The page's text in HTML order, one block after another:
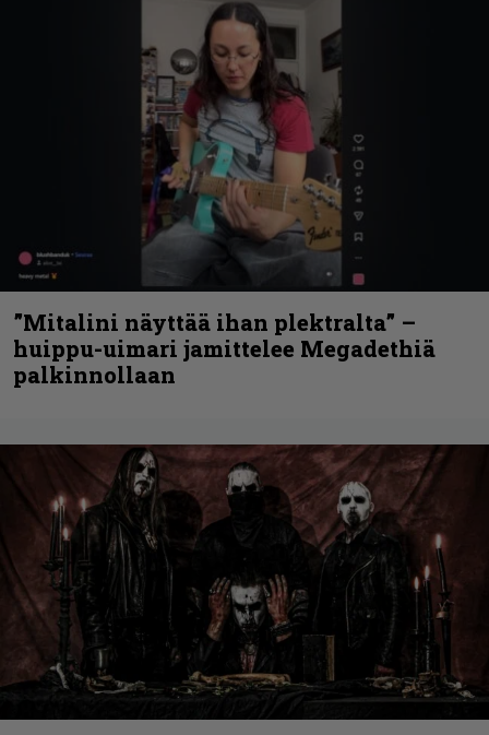
”Mitalini näyttää ihan plektralta” –
huippu-uimari jamittelee Megadethiä
palkinnollaan